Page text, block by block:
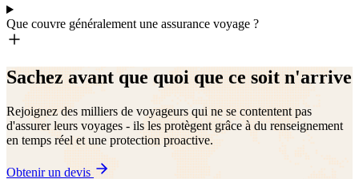
Que couvre généralement une assurance voyage ?
Sachez avant que quoi que ce soit n'arrive
Rejoignez des milliers de voyageurs qui ne se contentent pas
d'assurer leurs voyages - ils les protègent grâce à du renseignement
en temps réel et une protection proactive.
Obtenir un devis